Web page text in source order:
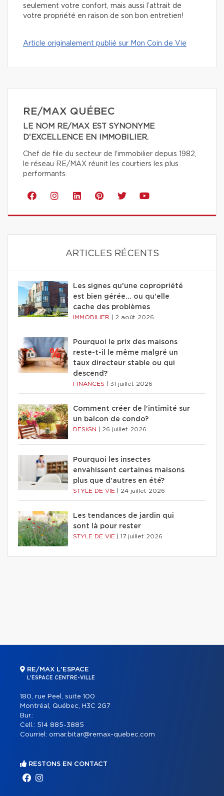
seulement votre confort, mais aussi l’attrait de
votre propriété en raison de son bon entretien!
Article originalement publié sur Mon Coin de Vie
RE/MAX QUÉBEC
LE NOM RE/MAX EST SYNONYME
D'EXCELLENCE EN IMMOBILIER.
Chef de file du secteur de l'immobilier depuis 1982,
le réseau RE/MAX réunit les courtiers les plus
performants.
ARTICLES RÉCENTS
Les signes qu'une copropriété
est bien gérée… ou qu'elle
cache des problèmes
IMMOBILIER 2 août 2026
Pourquoi le prix des maisons
reste-t-il le même malgré un
taux directeur stable ou qui
descend?
FINANCES 31 juillet 2026
Comment créer de l'intimité sur
un balcon de condo?
DESIGN 26 juillet 2026
Pourquoi les insectes
envahissent certaines maisons
plus que d'autres en été?
STYLE DE VIE 24 juillet 2026
Les tendances de jardin qui
sont là pour rester
STYLE DE VIE 17 juillet 2026
RE/MAX L'ESPACE
L'ESPACE CENTRE-VILLE
180, rue Peel, suite 100
Montréal, Québec, H3C 2G7
Bur.:
Cell.: 514 885-3885
Courriel: omar.bitar@remax-quebec.com
RESTONS EN CONTACT